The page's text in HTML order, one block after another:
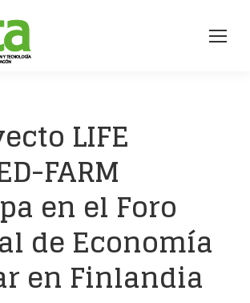
LIFE
FARM
en el Foro
de Economía
en Finlandia